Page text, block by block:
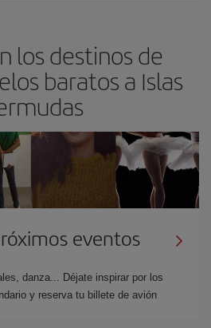
los destinos de
baratos a Islas
eventos
danza... Déjate inspirar por los
y reserva tu billete de avión